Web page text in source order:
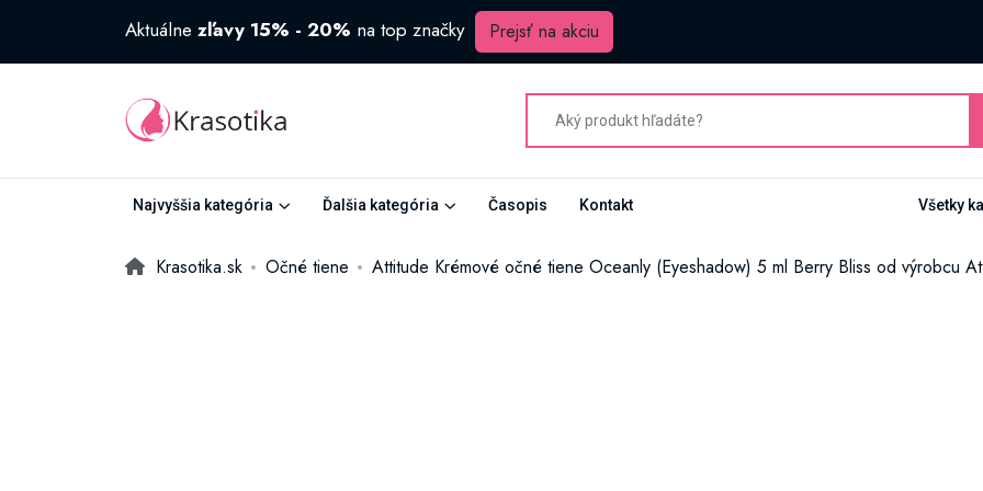
Aktuálne zľavy 15% - 20% na top značky Prejsť na akciu
Najvyššia kategória Ďalšia kategória Časopis Kontakt Všetky
Krasotika.sk Očné tiene Attitude Krémové očné tiene Oceanly (Eyeshadow) 5 ml Berry Bliss od výrobcu